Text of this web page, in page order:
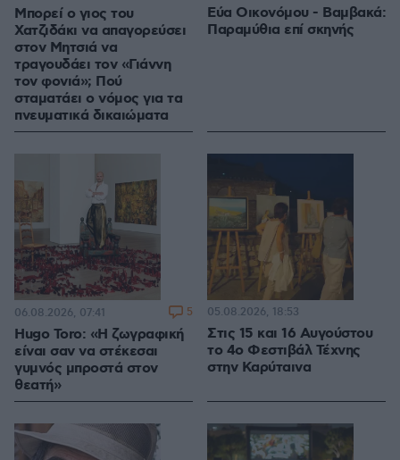
Μπορεί ο γιος του
Χατζιδάκι να απαγορεύσει
στον Μητσιά να
τραγουδάει τον «Γιάννη
τον φονιά»; Πού
σταματάει ο νόμος για τα
πνευματικά δικαιώματα
Εύα Οικονόμου - Βαμβακά:
Παραμύθια επί σκηνής
Hugo Toro: «Η ζωγραφική
είναι σαν να στέκεσαι
γυμνός μπροστά στον
θεατή»
06.08.2026, 07:41 5
Στις 15 και 16 Αυγούστου
το 4ο Φεστιβάλ Τέχνης
στην Καρύταινα
05.08.2026, 18:53